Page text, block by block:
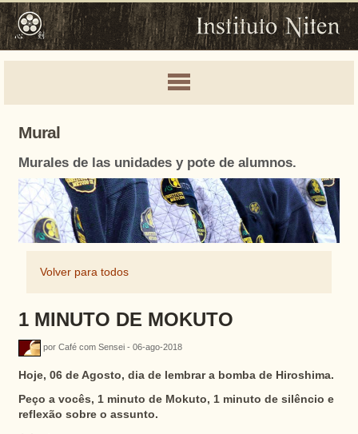
Mural
Murales de las unidades y pote de alumnos.
Volver para todos
1 MINUTO DE MOKUTO
por Café com Sensei - 06-ago-2018
Hoje, 06 de Agosto, dia de lembrar a bomba de Hiroshima.
Peço a vocês, 1 minuto de Mokuto, 1 minuto de silêncio e
reflexão sobre o assunto.